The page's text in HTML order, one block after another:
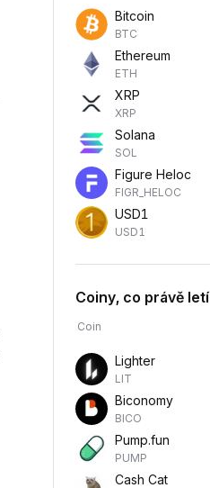
Bitcoin
BTC
Ethereum
ETH
XRP
XRP
Solana
SOL
Figure Heloc
FIGR_HELOC
USD1
USD1
Coiny, co právě letí
Coin
Lighter
LIT
Biconomy
BICO
Pump.fun
PUMP
Cash Cat